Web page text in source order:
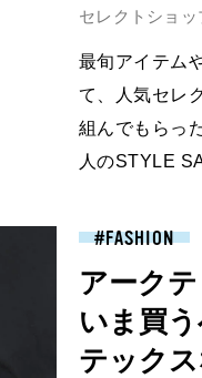
セレクトショ
最旬アイテム
て、人気セレ
組んでもらっ
人のSTYLE
FASHION
アーク
いま買
テック